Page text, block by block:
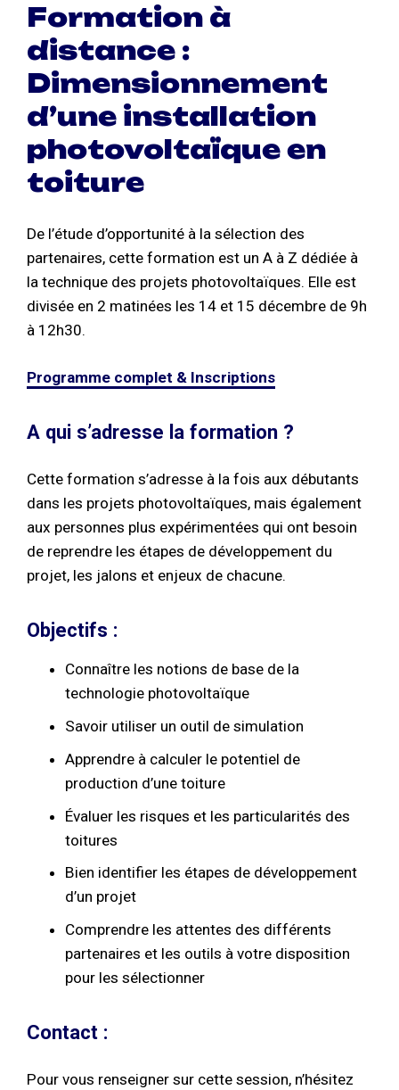
Formation à
distance :
Dimensionnement
d’une installation
photovoltaïque en
toiture
De l’étude d’opportunité à la sélection des
partenaires, cette formation est un A à Z dédiée à
la technique des projets photovoltaïques. Elle est
divisée en 2 matinées les 14 et 15 décembre de 9h
à 12h30.
Programme complet & Inscriptions
A qui s’adresse la formation ?
Cette formation s’adresse à la fois aux débutants
dans les projets photovoltaïques, mais également
aux personnes plus expérimentées qui ont besoin
de reprendre les étapes de développement du
projet, les jalons et enjeux de chacune.
Objectifs :
Connaître les notions de base de la
technologie photovoltaïque
Savoir utiliser un outil de simulation
Apprendre à calculer le potentiel de
production d’une toiture
Évaluer les risques et les particularités des
toitures
Bien identifier les étapes de développement
d’un projet
Comprendre les attentes des différents
partenaires et les outils à votre disposition
pour les sélectionner
Contact :
Pour vous renseigner sur cette session, n’hésitez